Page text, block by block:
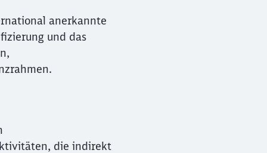
anerkannte
und das
die indirekt